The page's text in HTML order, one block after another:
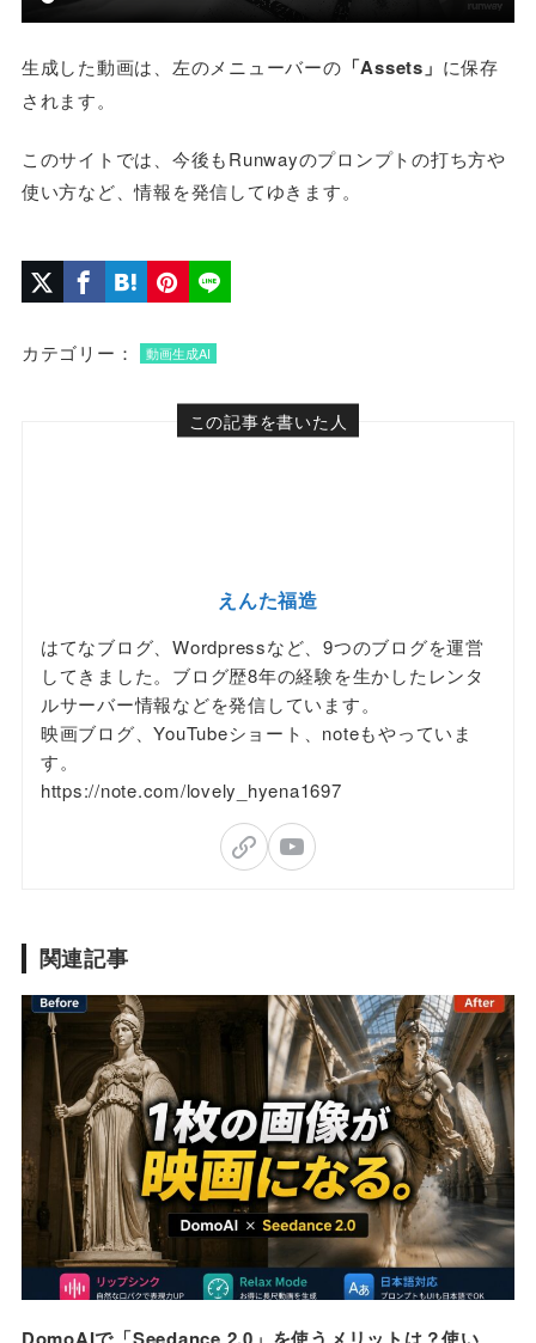
生成した動画は、左のメニューバーの 「Assets」 に保存
されます。
このサイトでは、今後もRunwayのプロンプトの打ち方や
使い方など、情報を発信してゆきます。
カテゴリー： 動画生成AI
この記事を書いた人
えんた福造
はてなブログ、Wordpressなど、9つのブログを運営
してきました。ブログ歴8年の経験を生かしたレンタ
ルサーバー情報などを発信しています。
映画ブログ、YouTubeショート、noteもやっていま
す。
https://note.com/lovely_hyena1697
関連記事